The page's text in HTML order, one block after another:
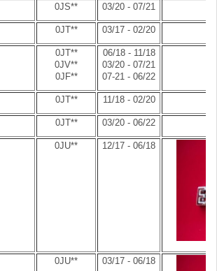
0JS** 03/20 - 07/21
0JT** 03/17 - 02/20
0JT**
0JV**
0JF**
06/18 - 11/18
03/20 - 07/21
07-21 - 06/22
0JT** 11/18 - 02/20
0JT** 03/20 - 06/22
0JU** 12/17 - 06/18
0JU** 03/17 - 06/18